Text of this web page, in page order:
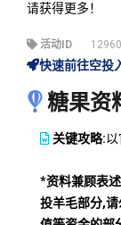
请获得更多！
活动ID 12960
快速前往空投
糖果资
关键攻略:
*资料兼顾表
投羊毛部分,